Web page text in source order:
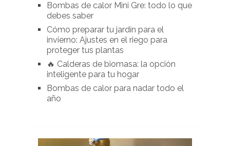
Bombas de calor Mini Gre: todo lo que
debes saber
Cómo preparar tu jardín para el
invierno: Ajustes en el riego para
proteger tus plantas
🔥 Calderas de biomasa: la opción
inteligente para tu hogar
Bombas de calor para nadar todo el
año